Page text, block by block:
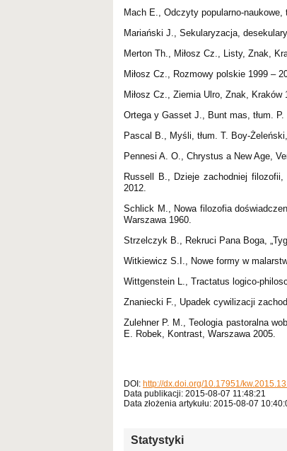
Mach E., Odczyty popularno-
Mariański J., Sekularyzacja,
Merton Th., Miłosz Cz., Listy, Znak,
Miłosz Cz., Rozmowy polskie 1999 –
Miłosz Cz., Ziemia Ulro, Znak, Kraków
Ortega y Gasset J., Bunt mas, tłum.
Pascal B., Myśli, tłum. T. Boy-
Pennesi A. O., Chrystus a New Age,
Russell B., Dzieje zachodniej
2012.
Schlick M., Nowa filozofia
Warszawa 1960.
Strzelczyk B., Rekruci Pana Boga,
Witkiewicz S.I., Nowe formy w
Wittgenstein L., Tractatus logico-
Znaniecki F., Upadek cywilizacji
Zulehner P. M., Teologia pastoralna
E. Robek, Kontrast, Warszawa 2005.
DOI: http://dx.doi.org/10.17951/
Data publikacji: 2015-08-07 11:48:21
Data złożenia artykułu: 2015-08-07
Statystyki